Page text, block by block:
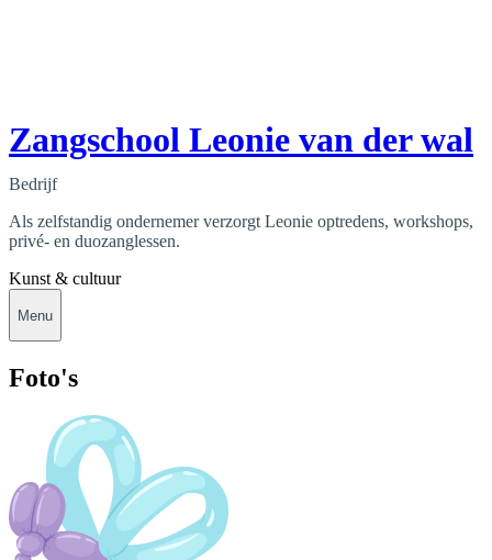
Zangschool Leonie van der wal
Bedrijf
Als zelfstandig ondernemer verzorgt Leonie optredens, workshops,
privé- en duozanglessen.
Kunst & cultuur
Menu
Foto's